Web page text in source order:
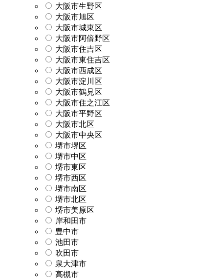
大阪市生野区
大阪市旭区
大阪市城東区
大阪市阿倍野区
大阪市住吉区
大阪市東住吉区
大阪市西成区
大阪市淀川区
大阪市鶴見区
大阪市住之江区
大阪市平野区
大阪市北区
大阪市中央区
堺市堺区
堺市中区
堺市東区
堺市西区
堺市南区
堺市北区
堺市美原区
岸和田市
豊中市
池田市
吹田市
泉大津市
高槻市